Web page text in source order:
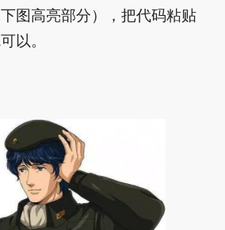
图高亮部分），把代码粘贴
以。